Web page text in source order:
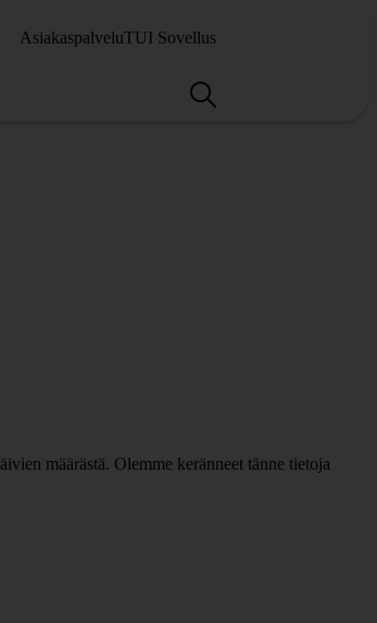
AsiakaspalveluTUI Sovellus
määrästä. Olemme keränneet tänne tietoja